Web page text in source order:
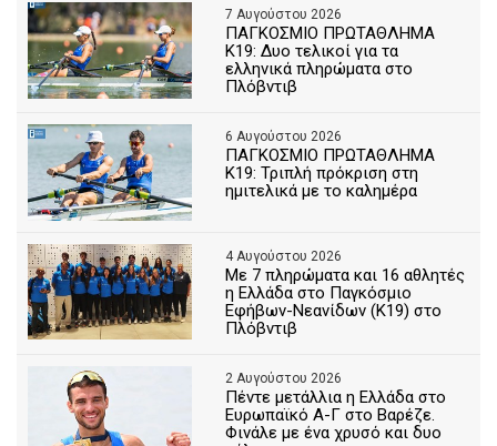
7 Αυγούστου 2026
ΠΑΓΚΟΣΜΙΟ ΠΡΩΤΑΘΛΗΜΑ
Κ19: Δυο τελικοί για τα
ελληνικά πληρώματα στο
Πλόβντιβ
6 Αυγούστου 2026
ΠΑΓΚΟΣΜΙΟ ΠΡΩΤΑΘΛΗΜΑ
Κ19: Τριπλή πρόκριση στη
ημιτελικά με το καλημέρα
4 Αυγούστου 2026
Με 7 πληρώματα και 16 αθλητές
η Ελλάδα στο Παγκόσμιο
Εφήβων-Νεανίδων (Κ19) στο
Πλόβντιβ
2 Αυγούστου 2026
Πέντε μετάλλια η Ελλάδα στο
Ευρωπαϊκό Α-Γ στο Βαρέζε.
Φινάλε με ένα χρυσό και δυο